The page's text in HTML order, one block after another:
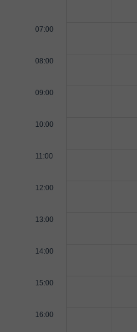
07:00
08:00
09:00
10:00
11:00
12:00
13:00
14:00
15:00
16:00